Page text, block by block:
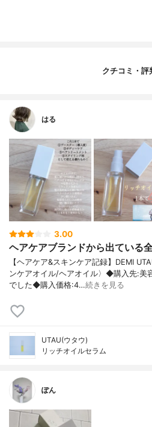
クチコミ・評
はる
3.00
ヘアケアブランドから出ている
【ヘアケア&スキンケア記録】DEMI
ンケアオイル/ヘアオイル〉◆購入先:美
でした◆購入価格:4…続きを見る
UTAU(ウタウ)
リッチオイルセラム
ぽん